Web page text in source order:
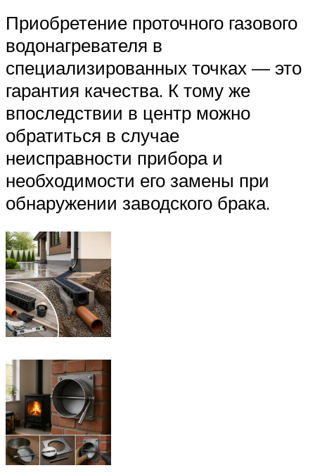
Приобретение проточного газового
водонагревателя в
специализированных точках — это
гарантия качества. К тому же
впоследствии в центр можно
обратиться в случае
неисправности прибора и
необходимости его замены при
обнаружении заводского брака.